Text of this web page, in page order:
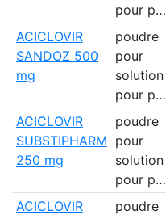
pour p…
ACICLOVIR
SANDOZ 500
mg
poudre
pour
solution
pour p…
ACICLOVIR
SUBSTIPHARM
250 mg
poudre
pour
solution
pour p…
ACICLOVIR
poudre